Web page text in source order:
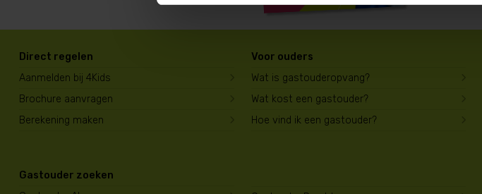
Direct regelen
Aanmelden bij 4Kids
Brochure aanvragen
Berekening maken
Voor ouders
Wat is gastouderopvang?
Wat kost een gastouder?
Hoe vind ik een gastouder?
Gastouder zoeken